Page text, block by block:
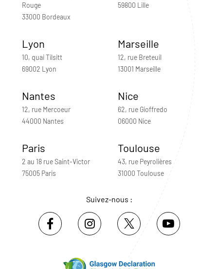
Rouge
33000 Bordeaux
59800 Lille
Lyon
10, quai Tilsitt
69002 Lyon
Marseille
12, rue Breteuil
13001 Marseille
Nantes
12, rue Mercoeur
44000 Nantes
Nice
62, rue Gioffredo
06000 Nice
Paris
2 au 18 rue Saint-Victor
75005 Paris
Toulouse
43, rue Peyrolières
31000 Toulouse
Suivez-nous :